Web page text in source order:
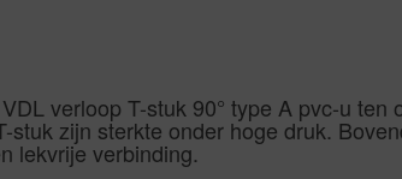
verloop T-stuk 90° type A pvc-u
stuk zijn sterkte onder hoge druk.
lekvrije verbinding.